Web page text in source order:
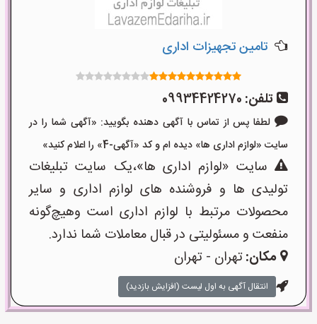
تامین تجهیزات اداری
تلفن: 09934424270
لطفا پس از تماس با آگهی دهنده بگویید: «آگهی شما را در
سایت «لوازم اداری ها» دیده ام و کد «آگهی-4» را اعلام کنید»
سایت «لوازم اداری ها»،یک سایت تبلیغات
تولیدی ها و فروشنده های لوازم اداری و سایر
محصولات مرتبط با لوازم اداری است وهیچ‌گونه
منفعت و مسئولیتی در قبال معاملات شما ندارد.
مکان:تهران - تهران
انتقال آگهی به اول لیست (افزایش بازدید)